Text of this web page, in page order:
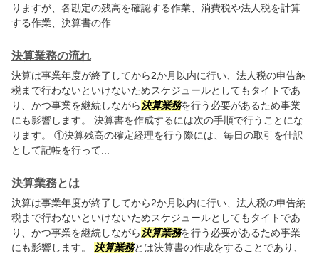
りますが、各勘定の残高を確認する作業、消費税や法人税を計算
する作業、決算書の作...
決算業務の流れ
決算は事業年度が終了してから2か月以内に行い、法人税の申告納
税まで行わないといけないためスケジュールとしてもタイトであ
り、かつ事業を継続しながら 決算業務を行う必要があるため事業
にも影響します。 決算書を作成するには次の手順で行うことにな
ります。 ①決算残高の確定経理を行う際には、毎日の取引を仕訳
として記帳を行って...
決算業務とは
決算は事業年度が終了してから2か月以内に行い、法人税の申告納
税まで行わないといけないためスケジュールとしてもタイトであ
り、かつ事業を継続しながら 決算業務を行う必要があるため事業
にも影響します。
決算業務とは決算書の作成をすることであり、